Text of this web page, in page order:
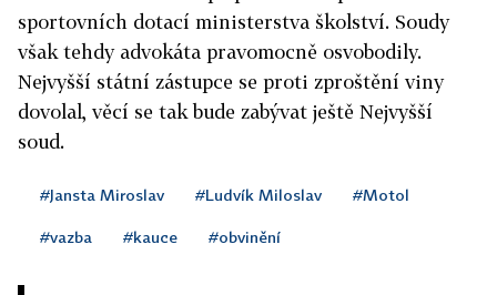
sportovních dotací ministerstva školství. Soudy
však tehdy advokáta pravomocně osvobodily.
Nejvyšší státní zástupce se proti zproštění viny
dovolal, věcí se tak bude zabývat ještě Nejvyšší
soud.
#Jansta Miroslav #Ludvík Miloslav #Motol
#vazba #kauce #obvinění